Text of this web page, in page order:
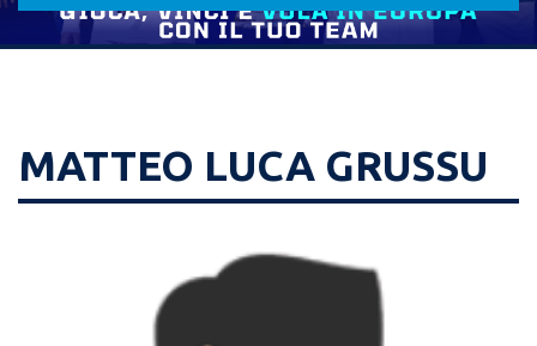
MATTEO LUCA GRUSSU